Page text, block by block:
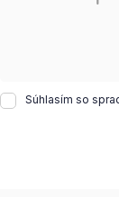
Súhlasím so